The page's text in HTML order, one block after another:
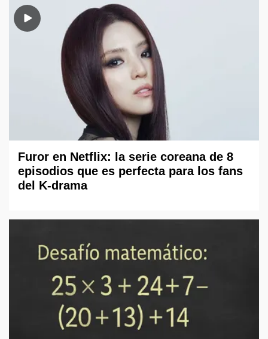
Furor en Netflix: la serie coreana de 8
episodios que es perfecta para los fans
del K-drama